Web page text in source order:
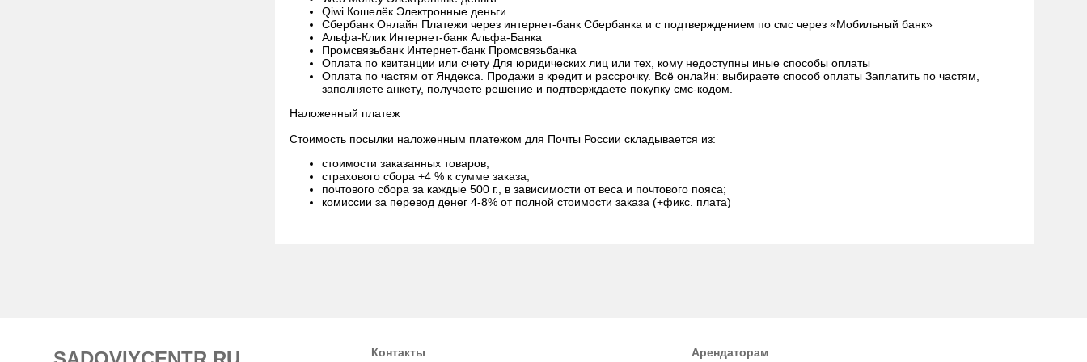
Qiwi Кошелёк Электронные деньги
Сбербанк Онлайн Платежи через интернет-банк Сбербанка и с подтверждением по смс через «Мобильный банк»
Альфа-Клик Интернет-банк Альфа-Банка
Промсвязьбанк Интернет-банк Промсвязьбанка
Оплата по квитанции или счету Для юридических лиц или тех, кому недоступны иные способы оплаты
Оплата по частям от Яндекса. Продажи в кредит и рассрочку. Всё онлайн: выбираете способ оплаты Заплатить по частям,
заполняете анкету, получаете решение и подтверждаете покупку смс-кодом.
Наложенный платеж
Стоимость посылки наложенным платежом для Почты России складывается из:
стоимости заказанных товаров;
страхового сбора +4 % к сумме заказа;
почтового сбора за каждые 500 г., в зависимости от веса и почтового пояса;
комиссии за перевод денег 4-8% от полной стоимости заказа (+фикс. плата)
Контакты Арендаторам